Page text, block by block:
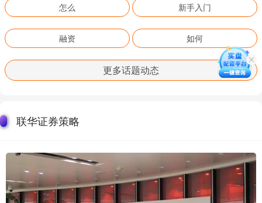
怎么 新手入门
融资 如何
更多话题动态
联华证券策略